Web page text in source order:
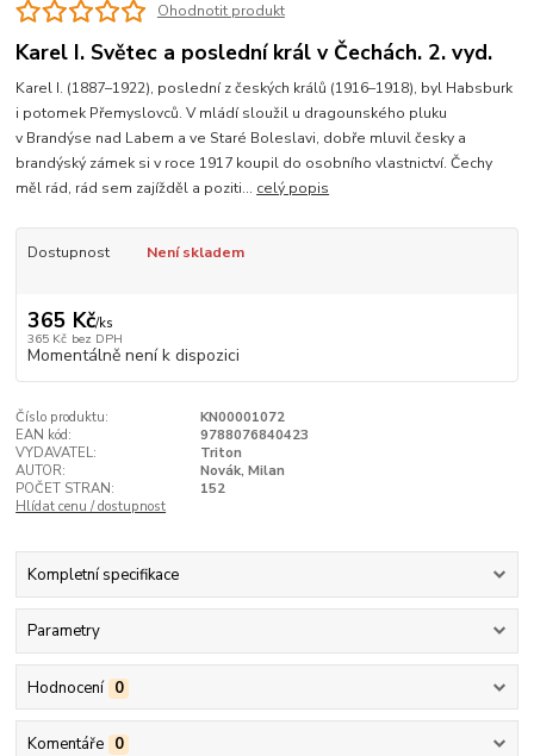
Ohodnotit produkt
Karel I. Světec a poslední král v Čechách. 2. vyd.
Karel I. (1887–1922), poslední z českých králů (1916–1918), byl Habsburk
i potomek Přemyslovců. V mládí sloužil u dragounského pluku
v Brandýse nad Labem a ve Staré Boleslavi, dobře mluvil česky a
brandýský zámek si v roce 1917 koupil do osobního vlastnictví. Čechy
měl rád, rád sem zajížděl a poziti... celý popis
Dostupnost Není skladem
365 Kč/ks
365 Kč bez DPH
Momentálně není k dispozici
Číslo produktu:
KN00001072
EAN kód:
9788076840423
VYDAVATEL:
Triton
AUTOR:
Novák, Milan
POČET STRAN:
152
Hlídat cenu / dostupnost
Kompletní specifikace
Parametry
Hodnocení 0
Komentáře 0